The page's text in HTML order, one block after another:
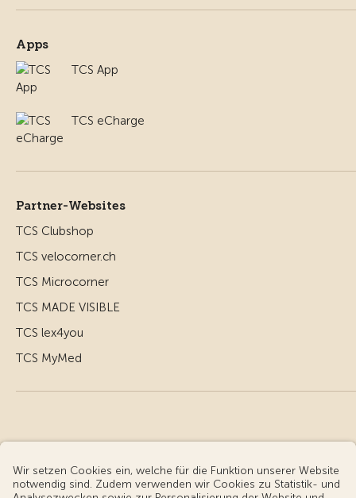
Apps
TCS App
TCS eCharge
Partner-Websites
TCS Clubshop
TCS velocorner.ch
TCS Microcorner
TCS MADE VISIBLE
TCS lex4you
TCS MyMed